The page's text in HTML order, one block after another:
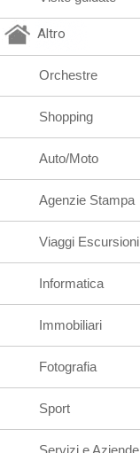
Altro
Orchestre
Shopping
Auto/Moto
Agenzie Stampa
Viaggi Escursioni
Informatica
Immobiliari
Fotografia
Sport
Servizi e Aziende